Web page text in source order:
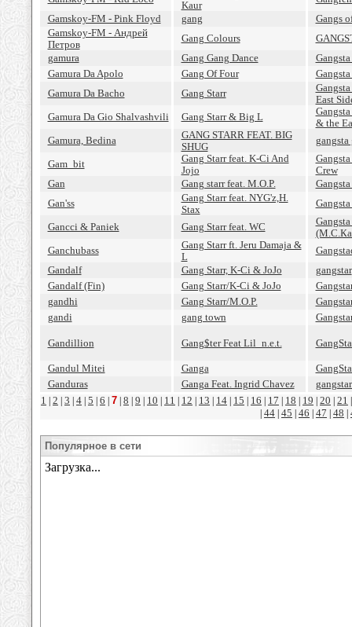
Kaur
Gamskoy-FM - Pink Floyd
gang
Gangs
Gamskoy-FM - Андрей
Петров
Gang Colours
gamura
Gang Gang Dance
Gamura Da Apolo
Gang Of Four
Gamura Da Bacho
Gang Starr
East
Gamura Da Gio Shalvashvili
Gang Starr & Big L
& the
Gamura, Bedina
GANG STARR FEAT. BIG
SHUG
gangsta
Gam_bit
Gang Starr feat. K-Ci And
Jojo
Crew
Gan
Gang starr feat. M.O.P.
Gangsta
Gan'ss
Gang Starr feat. NYG'z,H.
Stax
Gancci & Paniek
Gang Starr feat. WC
Ganchubass
Gang Starr ft. Jeru Damaja &
L
Gandalf
Gang Starr, K-Ci & JoJo
gangstar
Gandalf (Fin)
Gang Starr/K-Ci & JoJo
gandhi
Gang Starr/M.O.P.
gandi
gang town
Gandillion Gang$ter Feat Lil_n.e.t.
Gandul Mitei Ganga
Ganduras
Ganga Feat. Ingrid Chavez
1 2 3 4 5 6 7 8 9 10 11 12 13 14 15 16 17 18 19 20 21
44 45 46 47 48
Популярное в сети